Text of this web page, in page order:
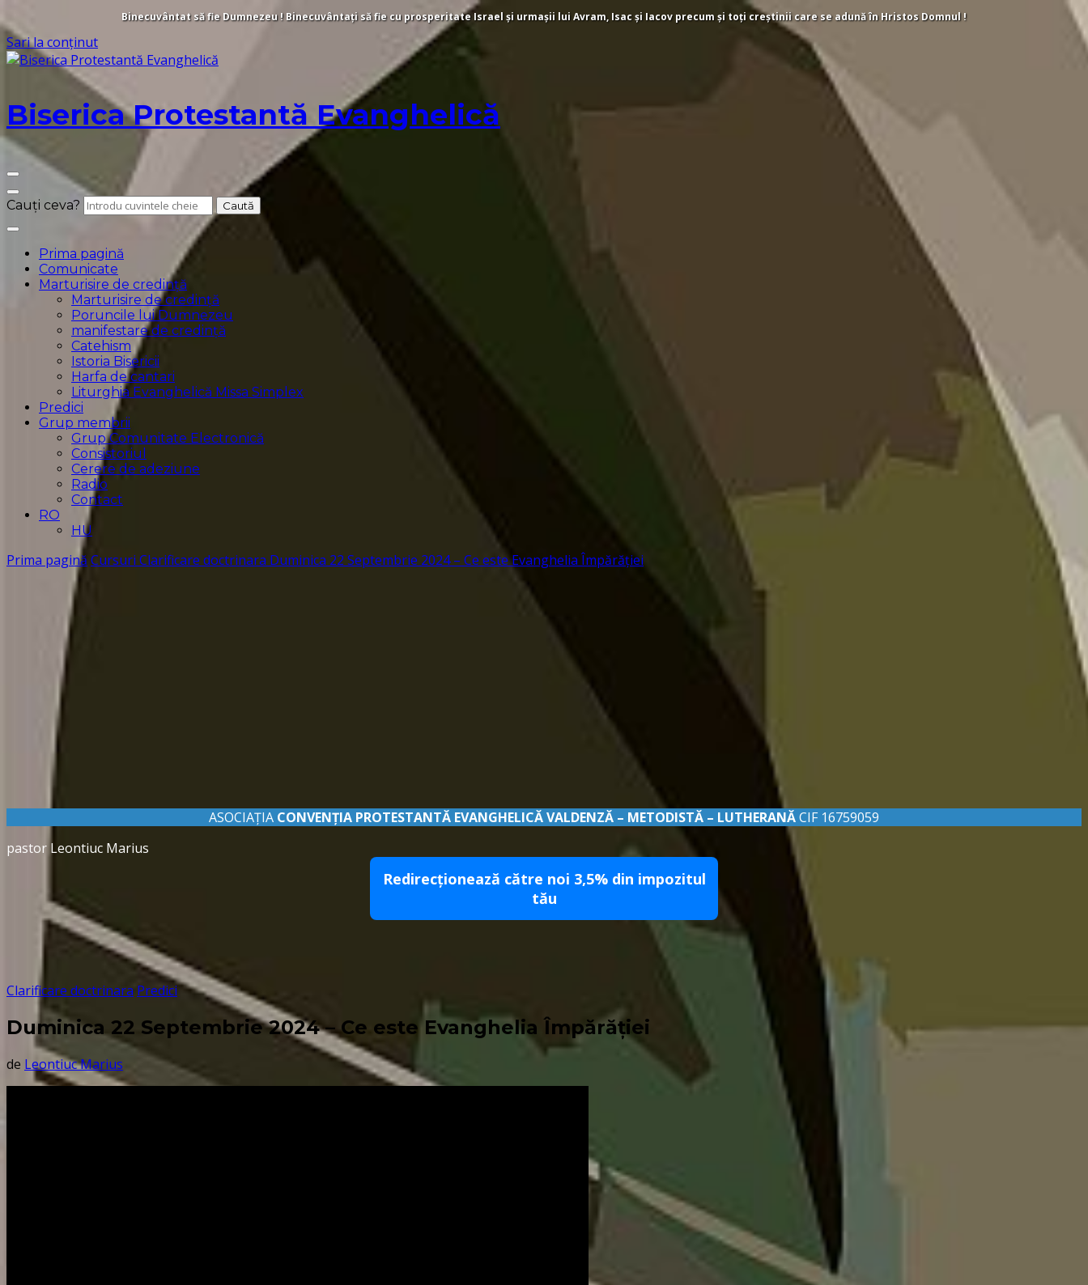
Binecuvântat să fie Dumnezeu ! Binecuvântați să fie cu prosperitate Israel și urmașii lui Avram, Isac și Iacov precum și toți creștinii care se adună în Hristos Domnul !
Sari la conținut
Biserica Protestantă Evanghelică
Cauți ceva?
Prima pagină
Comunicate
Marturisire de credință
Marturisire de credință
Poruncile lui Dumnezeu
manifestare de credință
Catehism
Istoria Bisericii
Harfa de cantari
Liturghia Evanghelică Missa Simplex
Predici
Grup membrii
Grup Comunitate Electronică
Consistoriul
Cerere de adeziune
Radio
Contact
RO
HU
Prima pagină Cursuri Clarificare doctrinara Duminica 22 Septembrie 2024 – Ce este Evanghelia Împărăției
ASOCIAȚIA CONVENŢIA PROTESTANTĂ EVANGHELICĂ VALDENZĂ – METODISTĂ – LUTHERANĂCIF 16759059
pastor Leontiuc Marius
Redirecționează către noi 3,5% din impozitul
tău
Clarificare doctrinara Predici
Duminica 22 Septembrie 2024 – Ce este Evanghelia Împărăției
de Leontiuc Marius